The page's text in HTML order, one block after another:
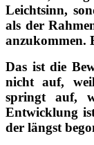
Leichtsinn,
als der
anzukommen.
Das ist die
nicht auf,
springt auf,
Entwicklung
der längst